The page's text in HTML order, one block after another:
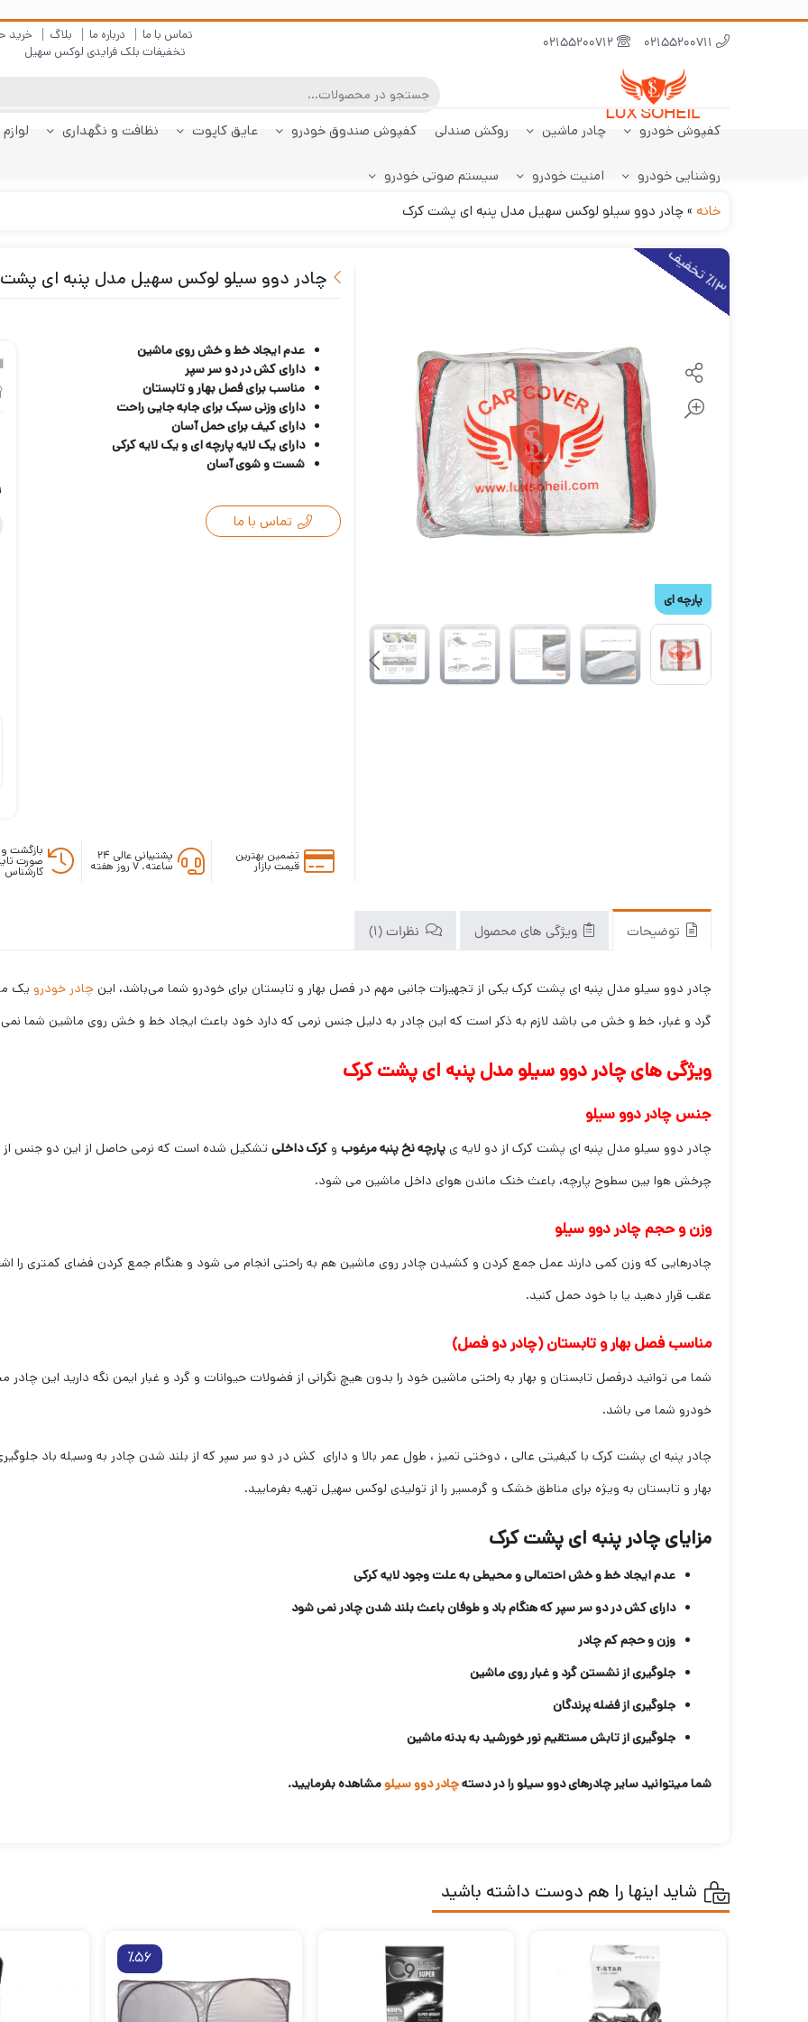
تماس با ما درباره ما بلاگ خرید
تخفیفات بلک فرایدی لوکس سهیل
کفپوش خودرو
کفپوش پژو 206
هاچبک
چادر ماشین
چادر تارا چادر دنا
روکش صندلی کفپوش صندوق خودرو
کفپوش صندوق تارا کفپوش صندوق دنا
عایق کاپوت نظافت و نگهداری
ابر نانو پولیش بدنه
سنسور دنده عقب
خودرو
روشنایی خودرو امنیت خودرو سیستم صوتی خودرو
خانه »چادر دوو سیلو لوکس سهیل مدل پنبه ای پشت کرک
٪1
3
ت
خ
ف
یف
پارچه ای
چادر دوو سیلو لوکس سهیل مدل پنبه ای
عدم ایجاد خط و خش روی ماشین
دارای کش در دو سر سپر
مناسب برای فصل بهار و تابستان
دارای وزنی سبک برای جابه جایی راحت
دارای کیف برای حمل آسان
دارای یک لایه پارچه ای و یک لایه کرکی
شست و شوی آسان
تماس با ما
تضمین بهترین
قیمت بازار
پشتیبانی عالی ۲۴
ساعته، ۷ روز هفته
بازگشت
صورت
کارشناس
توضیحات ویژگی های محصول نظرات (1)
چادر دوو سیلو مدل پنبه ای پشت کرک یکی از تجهیزات جانبی مهم در فصل بهار و تابستان برای خودرو شما می‌باشد، این چادر خودرو یک
گرد و غبار، خط و خش می باشد لازم به ذکر است که این چادر به دلیل جنس نرمی که دارد خود باعث ایجاد خط و خش روی ماشین شما نمی
ویژگی های چادر دوو سیلو مدل پنبه ای پشت کرک
جنس چادر دوو سیلو
چادر دوو سیلو مدل پنبه ای پشت کرک از دو لایه ی پارچه نخ پنبه مرغوب و کرک داخلی تشکیل شده است که نرمی حاصل از این دو جنس
چرخش هوا بین سطوح پارچه، باعث خنک ماندن هوای داخل ماشین می شود.
وزن و حجم چادر دوو سیلو
چادرهایی که وزن کمی دارند عمل جمع کردن و کشیدن چادر روی ماشین هم به راحتی انجام می شود و هنگام جمع کردن فضای کمتری را
عقب قرار دهید یا با خود حمل کنید.
مناسب فصل بهار و تابستان (چادر دو فصل)
شما می توانید درفصل تابستان و بهار به راحتی ماشین خود را بدون هیچ نگرانی از فضولات حیوانات و گرد و غبار ایمن نگه دارید این
خودرو شما می باشد.
چادر پنبه ای پشت کرک با کیفیتی عالی ، دوختی تمیز ، طول عمر بالا و دارای کش در دو سر سپر که از بلند شدن چادر به وسیله باد
بهار و تابستان به ویژه برای مناطق خشک و گرمسیر را از تولیدی لوکس سهیل تهیه بفرمایید.
مزایای چادر پنبه ای پشت کرک
عدم ایجاد خط و خش احتمالی و محیطی به علت وجود لایه کرکی
دارای کش در دو سر سپر که هنگام باد و طوفان باعث بلند شدن چادر نمی شود
وزن و حجم کم چادر
جلوگیری از نشستن گرد و غبار روی ماشین
جلوگیری از فضله پرندگان
جلوگیری از تابش مستقیم نور خورشید به بدنه ماشین
شما میتوانید سایر چادرهای دوو سیلو را در دستهچادر دوو سیلومشاهده بفرمایید.
شاید اینها را هم دوست داشته باشید
٪56